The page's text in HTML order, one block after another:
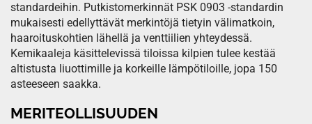
standardeihin. Putkistomerkinnät PSK 0903 -standardin
mukaisesti edellyttävät merkintöjä tietyin välimatkoin,
haaroituskohtien lähellä ja venttiilien yhteydessä.
Kemikaaleja käsittelevissä tiloissa kilpien tulee kestää
altistusta liuottimille ja korkeille lämpötiloille, jopa 150
asteeseen saakka.
MERITEOLLISUUDEN